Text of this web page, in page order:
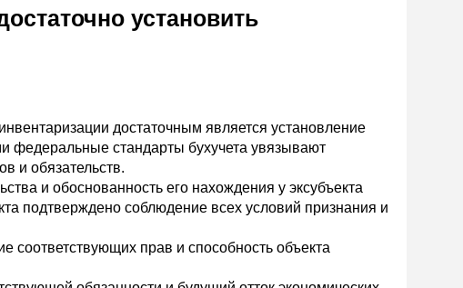
установить
достаточным является установление
федеральные стандарты бухучета увязывают
и обязательств.
и обоснованность его нахождения у эксубъекта
подтверждено соблюдение всех условий признания и
соответствующих прав и способность объекта